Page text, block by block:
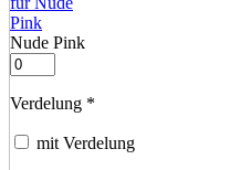
Nude Pink
Verdelung *
mit Verdelung